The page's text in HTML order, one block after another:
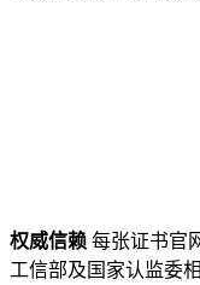
权威信赖 每张证书官
工信部及国家认监委